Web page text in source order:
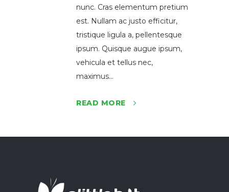
nunc. Cras elementum pretium
est. Nullam ac justo efficitur,
tristique ligula a, pellentesque
ipsum. Quisque augue ipsum,
vehicula et tellus nec,
maximus...
READ MORE